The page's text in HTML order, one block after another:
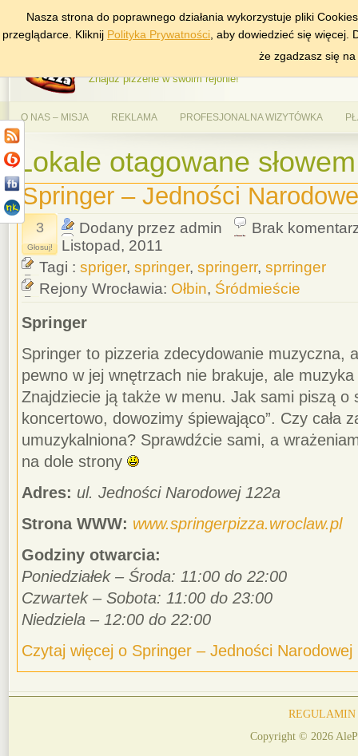
DODAJ NAS DO ULUBIONYCH ZNAJDŹ
AlePizza.com –
Znajdź pizzerie w swoim rejonie!
O NAS – MISJA REKLAMA PROFESJONALNA WIZYTÓWKA
Lokale otagowane
Springer – Jedności
3
Głosuj!
Dodany przez admin
Brak
Listopad, 2011
Tagi : spriger, springer, springerr, sprringer
Rejony Wrocławia: Ołbin, Śródmieście
Springer
Springer to pizzeria zdecydowanie muzyczna,
pewno w jej wnętrzach nie brakuje, ale
Znajdziecie ją także w menu. Jak sami piszą o
koncertowo, dowozimy śpiewająco”. Czy cała
umuzykalniona? Sprawdźcie sami, a
na dole strony
Adres: ul. Jedności Narodowej 122a
Strona WWW: www.springerpizza.wroclaw.pl
Godziny otwarcia:
Poniedziałek – Środa: 11:00 do 22:00
Czwartek – Sobota: 11:00 do 23:00
Niedziela – 12:00 do 22:00
Czytaj więcej o Springer – Jedności Narodowej
REGULAMIN
Copyright © 2026
Nasza strona do poprawnego działania wykorzystuje pliki
przeglądarce. Kliknij Polityka Prywatności , aby dowiedzieć się
że zgadzasz się